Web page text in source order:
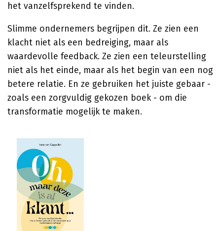
het vanzelfsprekend te vinden.
Slimme ondernemers begrijpen dit. Ze zien een
klacht niet als een bedreiging, maar als
waardevolle feedback. Ze zien een teleurstelling
niet als het einde, maar als het begin van een nog
betere relatie. En ze gebruiken het juiste gebaar -
zoals een zorgvuldig gekozen boek - om die
transformatie mogelijk te maken.